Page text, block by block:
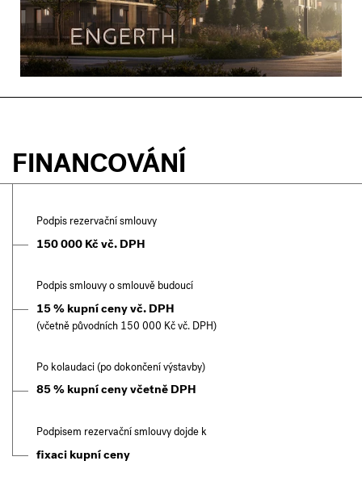
FINANCOVÁNÍ
Podpis rezervační smlouvy
150 000 Kč vč. DPH
Podpis smlouvy o smlouvě budoucí
15 % kupní ceny vč. DPH
(včetně původních 150 000 Kč vč. DPH)
Po kolaudaci (po dokončení výstavby)
85 % kupní ceny včetně DPH
Podpisem rezervační smlouvy dojde k
fixaci kupní ceny